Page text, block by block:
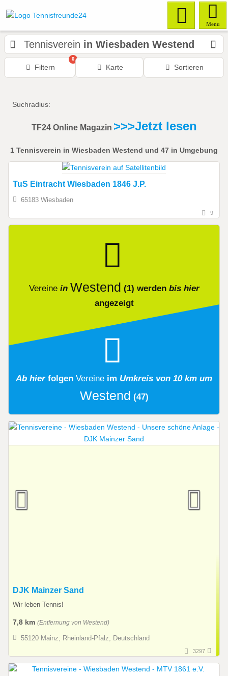
Menu
Tennisverein in Wiesbaden Westend
Filtern
0
Karte Sortieren
Suchradius:
TF24 Online Magazin >>>Jetzt lesen
1 Tennisverein in Wiesbaden Westend und 47 in Umgebung
TuS Eintracht Wiesbaden 1846 J.P.
65183 Wiesbaden
9
Vereine in Westend (1) werden bis hier
angezeigt
Ab hier folgen Vereine im Umkreis von 10 km um
Westend (47)
DJK Mainzer Sand
Wir leben Tennis!
7,8 km (Entfernung von Westend)
55120 Mainz, Rheinland-Pfalz, Deutschland
3297